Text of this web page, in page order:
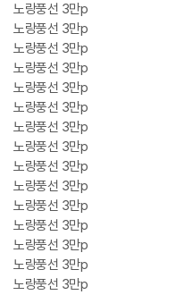
노랑풍선 3만p
노랑풍선 3만p
노랑풍선 3만p
노랑풍선 3만p
노랑풍선 3만p
노랑풍선 3만p
노랑풍선 3만p
노랑풍선 3만p
노랑풍선 3만p
노랑풍선 3만p
노랑풍선 3만p
노랑풍선 3만p
노랑풍선 3만p
노랑풍선 3만p
노랑풍선 3만p